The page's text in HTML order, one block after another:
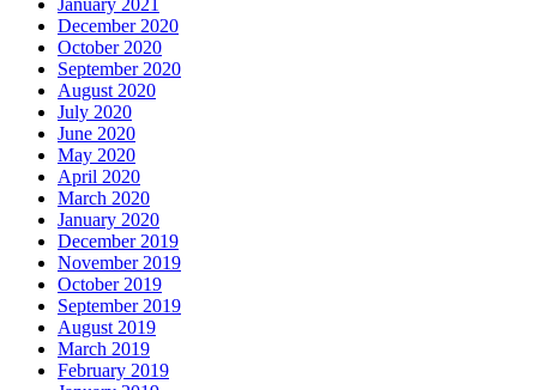
December 2020
October 2020
September 2020
August 2020
July 2020
June 2020
May 2020
April 2020
March 2020
January 2020
December 2019
November 2019
October 2019
September 2019
August 2019
March 2019
February 2019